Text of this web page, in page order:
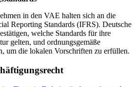
in den VAE halten sich an die
Reporting Standards (IFRS). Deutsche
welche Standards für ihre
gelten, und ordnungsgemäße
um die lokalen Vorschriften zu erfüllen.